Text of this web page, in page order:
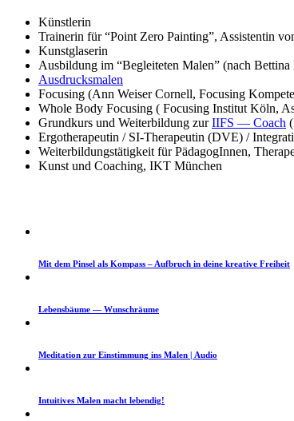
Kün­st­lerin
Trainer­in für “Point Zero Paint­ing”, Assis­tentin
Kun­st­glaserin
Aus­bil­dung im “Begleit­eten Malen” (nach
Aus­drucks­malen
Focus­ing (Ann Weis­er Cor­nell, Focus­ing
Whole Body Focus­ing ( Focus­ing Insti­tut Köln,
Grund­kurs und Weit­er­bil­dung zurIIFS — Coach
Ergother­a­peutin / SI-Ther­a­peutin (DVE) /
Weit­er­bil­dungstätigkeit für Päd­a­gogIn­nen,
Kun­st und Coach­ing, IKT München
Mit dem Pin­sel als Kom­pass – Auf­bruch in deine kreative Freiheit
Lebens­bäume — Wunschräume
Med­i­ta­tion zur Ein­stim­mung ins Malen | Audio
Intu­itives Malen macht lebendig!